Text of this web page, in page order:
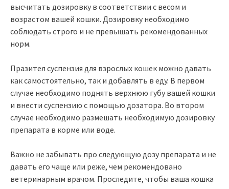
высчитать дозировку в соответствии с весом и
возрастом вашей кошки. Дозировку необходимо
соблюдать строго и не превышать рекомендованных
норм.
Празител суспензия для взрослых кошек можно давать
как самостоятельно, так и добавлять в еду. В первом
случае необходимо поднять верхнюю губу вашей кошки
и внести суспензию с помощью дозатора. Во втором
случае необходимо размешать необходимую дозировку
препарата в корме или воде.
Важно не забывать про следующую дозу препарата и не
давать его чаще или реже, чем рекомендовано
ветеринарным врачом. Проследите, чтобы ваша кошка